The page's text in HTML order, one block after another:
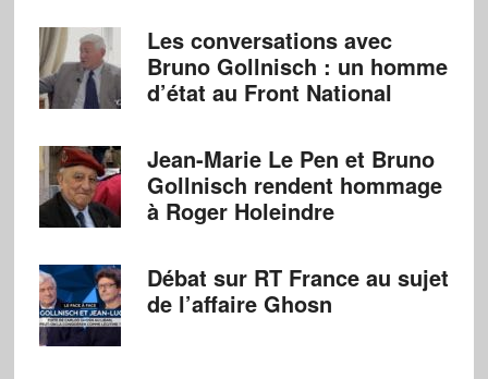
Les conversations avec
Bruno Gollnisch : un homme
d’état au Front National
Jean-Marie Le Pen et Bruno
Gollnisch rendent hommage
à Roger Holeindre
Débat sur RT France au sujet
de l’affaire Ghosn